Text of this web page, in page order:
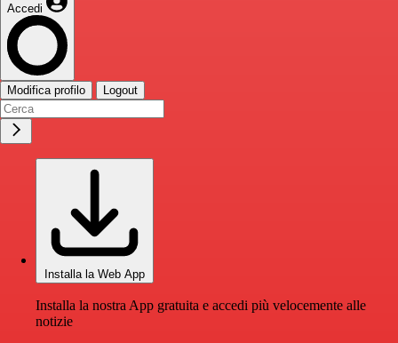
Accedi
Modifica profilo Logout
Installa la Web App
Installa la nostra App gratuita e accedi più velocemente alle
notizie